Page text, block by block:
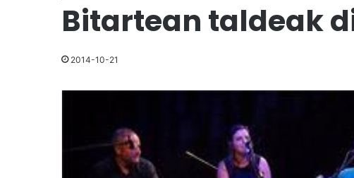
Bitartean taldeak
2014-10-21